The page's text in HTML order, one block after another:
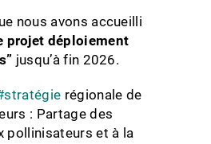
nous avons accueilli
projet déploiement
jusqu’à fin 2026.
stratégie régionale de
: Partage des
pollinisateurs et à la